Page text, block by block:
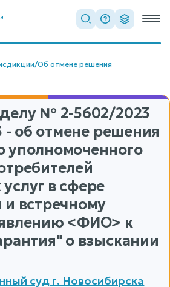
/Об отмене решения
№ 2-5602/2023
- об отмене решения
уполномоченного
в сфере
и встречному
<ФИО> к
о взыскании
суд г. Новосибирска